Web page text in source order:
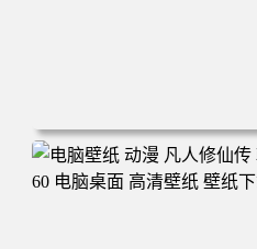
电脑壁纸 动漫角色 卡通场景
年回忆 荷塘荷叶 蜡笔小新 电